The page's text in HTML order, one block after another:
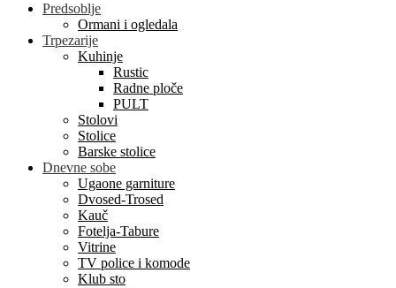
Predsoblje
Ormani i ogledala
Trpezarije
Kuhinje
Rustic
Radne ploče
PULT
Stolovi
Stolice
Barske stolice
Dnevne sobe
Ugaone garniture
Dvosed-Trosed
Kauč
Fotelja-Tabure
Vitrine
TV police i komode
Klub sto